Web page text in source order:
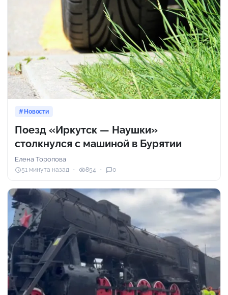
Новости
Поезд «Иркутск — Наушки»
столкнулся с машиной в Бурятии
Елена Торопова
51 минута назад 854 0